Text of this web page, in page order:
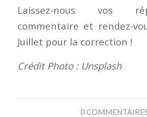
Laissez-nous vos
commentaire et rendez-
Juillet pour la correction !
Crédit Photo : Unsplash
0